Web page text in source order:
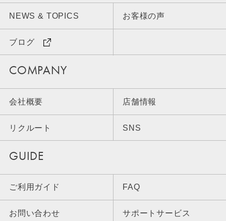
NEWS & TOPICS お客様の声
ブログ
COMPANY
会社概要 店舗情報
リクルート SNS
GUIDE
ご利用ガイド FAQ
お問い合わせ サポートサービス